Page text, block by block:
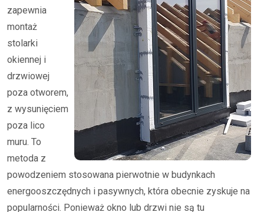
zapewnia
montaż
stolarki
okiennej i
drzwiowej
poza otworem,
z wysunięciem
poza lico
muru. To
metoda z
powodzeniem stosowana pierwotnie w budynkach
energooszczędnych i pasywnych, która obecnie zyskuje na
popularności. Ponieważ okno lub drzwi nie są tu